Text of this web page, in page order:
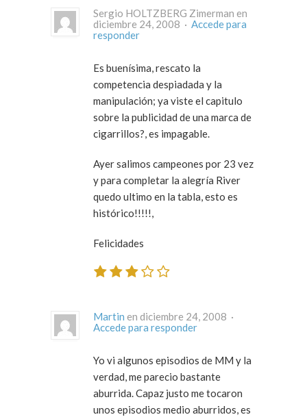
Sergio HOLTZBERG Zimerman en
diciembre 24, 2008 · Accede para
responder
Es buenísima, rescato la
competencia despiadada y la
manipulación; ya viste el capitulo
sobre la publicidad de una marca de
cigarrillos?, es impagable.
Ayer salimos campeones por 23 vez
y para completar la alegría River
quedo ultimo en la tabla, esto es
histórico!!!!!,
Felicidades
Martin
en diciembre 24, 2008 ·
Accede para responder
Yo vi algunos episodios de MM y la
verdad, me parecio bastante
aburrida. Capaz justo me tocaron
unos episodios medio aburridos, es